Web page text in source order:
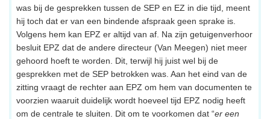
was bij de gesprekken tussen de SEP en EZ in die tijd, meent
hij toch dat er van een bindende afspraak geen sprake is.
Volgens hem kan EPZ er altijd van af. Na zijn getuigenverhoor
besluit EPZ dat de andere directeur (Van Meegen) niet meer
gehoord hoeft te worden. Dit, terwijl hij juist wel bij de
gesprekken met de SEP betrokken was. Aan het eind van de
zitting vraagt de rechter aan EPZ om hem van documenten te
voorzien waaruit duidelijk wordt hoeveel tijd EPZ nodig heeft
om de centrale te sluiten. Dit om te voorkomen dat “er een